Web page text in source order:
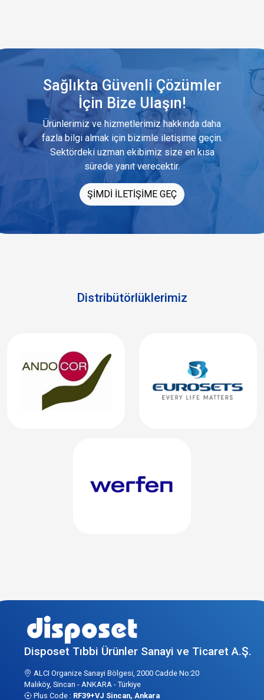
Sağlıkta Güvenli Çözümler
İçin Bize Ulaşın!
Ürünlerimiz ve hizmetlerimiz hakkında daha
fazla bilgi almak için bizimle iletişime geçin.
Sektördeki uzman ekibimiz size en kısa
sürede yanıt verecektir.
ŞİMDİ İLETİŞİME GEÇ
Distribütörlüklerimiz
Disposet Tıbbi Ürünler Sanayi ve Ticaret A.Ş.
ALCI Organize Sanayi Bölgesi, 2000 Cadde No:20
Malıköy, Sincan - ANKARA - Türkiye
Plus Code : RF39+VJ Sincan, Ankara